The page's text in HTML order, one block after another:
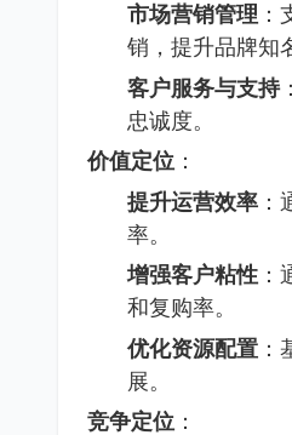
市场营销管理
销，提升品牌知
客户服务与支持
忠诚度。
价值定位 ：
提升运营效率：
率。
增强客户粘性：
和复购率。
优化资源配置：
展。
竞争定位 ：